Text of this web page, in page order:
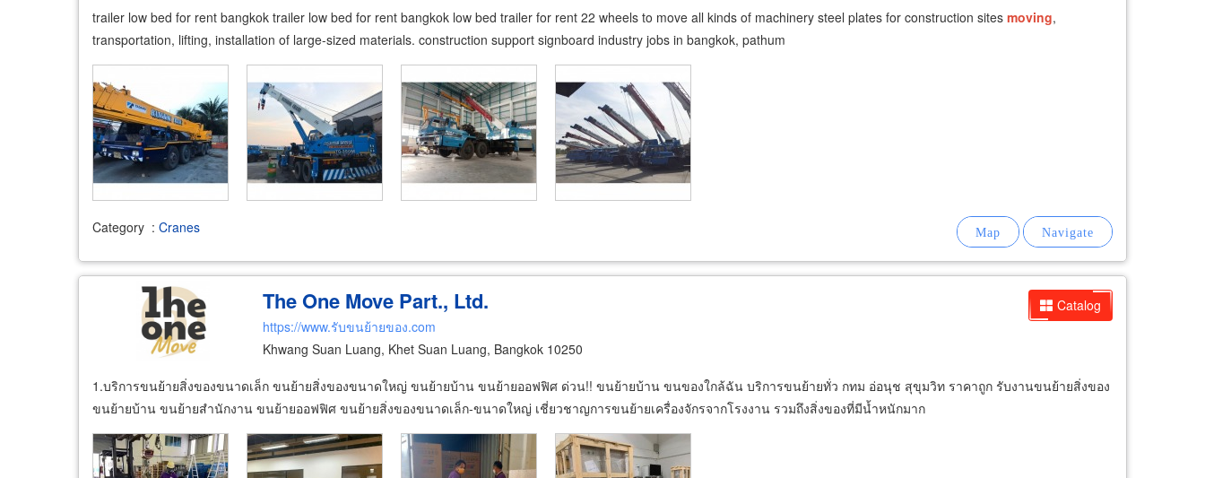
trailer low bed for rent bangkok trailer low bed for rent bangkok low bed trailer for rent 22 wheels to move all kinds of machinery steel plates for construction sites moving,
transportation, lifting, installation of large-sized materials. construction support signboard industry jobs in bangkok, pathum
Category : Cranes
Catalog
The One Move Part., Ltd.
https://www.รับขนย้ายของ.com
Khwang Suan Luang, Khet Suan Luang, Bangkok 10250
1.บริการขนย้ายสิ่งของขนาดเล็ก ขนย้ายสิ่งของขนาดใหญ่ ขนย้ายบ้าน ขนย้ายออฟฟิศ ด่วน!! ขนย้ายบ้าน ขนของใกล้ฉัน บริการขนย้ายทั่ว กทม อ่อนุช สุขุมวิท ราคาถูก รับงานขนย้ายสิ่งของ
ขนย้ายบ้าน ขนย้ายสำนักงาน ขนย้ายออฟฟิศ ขนย้ายสิ่งของขนาดเล็ก-ขนาดใหญ่ เชี่ยวชาญการขนย้ายเครื่องจักรจากโรงงาน รวมถึงสิ่งของที่มีน้ำหนักมาก